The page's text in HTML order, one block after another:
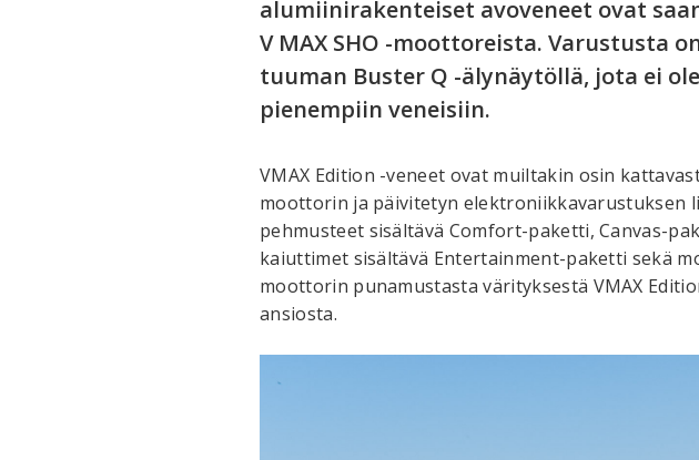
alumiinirakenteiset avoveneet ovat
V MAX SHO -moottoreista. Varustusta
tuuman Buster Q -älynäytöllä, jota ei
pienempiin veneisiin.
VMAX Edition -veneet ovat muiltakin osin
moottorin ja päivitetyn elektroniikkavarustuksen
pehmusteet sisältävä Comfort-paketti, Canvas-
kaiuttimet sisältävä Entertainment-paketti sekä
moottorin punamustasta värityksestä VMAX
ansiosta.